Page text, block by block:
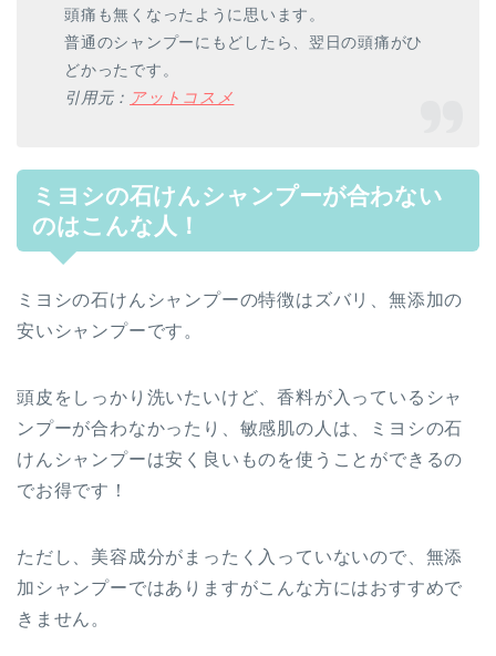
頭痛も無くなったように思います。
普通のシャンプーにもどしたら、翌日の頭痛がひ
どかったです。
引用元： アットコスメ
ミヨシの石けんシャンプーが合わない
のはこんな人！
ミヨシの石けんシャンプーの特徴はズバリ、無添加の
安いシャンプーです。
頭皮をしっかり洗いたいけど、香料が入っているシャ
ンプーが合わなかったり、敏感肌の人は、ミヨシの石
けんシャンプーは安く良いものを使うことができるの
でお得です！
ただし、美容成分がまったく入っていないので、無添
加シャンプーではありますがこんな方にはおすすめで
きません。